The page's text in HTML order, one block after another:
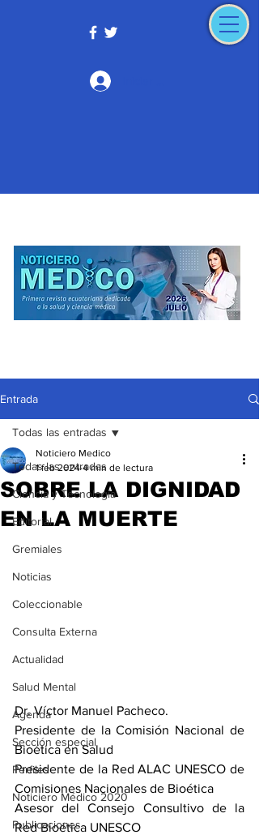
Entrada
Todas las entradas
Ciencia y Tecnología
Editorial
Gremiales
Noticias
Coleccionable
Consulta Externa
Actualidad
Salud Mental
Agenda
Sección especial
Perfiles
Noticiero Médico 2020
Publicaciones
Todas las entradas
SOBRE LA DIGNIDAD
EN LA MUERTE
Noticiero Medico
1 feb 2024 4 min de lectura
Dr. Víctor Manuel Pacheco.
Presidente de la Comisión Nacional de
Bioética en Salud
Presidente de la Red ALAC UNESCO de
Comisiones Nacionales de Bioética
Asesor del Consejo Consultivo de la
Red Bioética UNESCO